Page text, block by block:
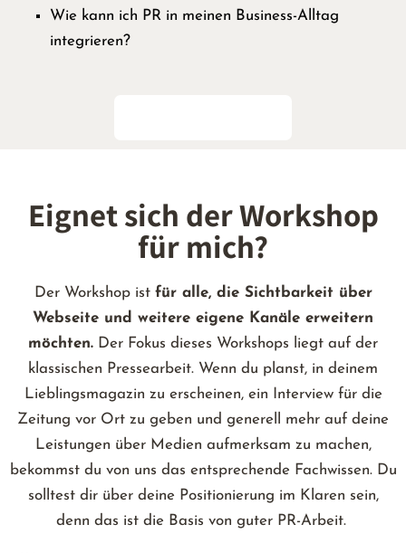
Wie kann ich PR in meinen Business-Alltag
integrieren?
Eignet sich der Workshop
für mich?
Der Workshop ist für alle, die Sichtbarkeit über
Webseite und weitere eigene Kanäle erweitern
möchten. Der Fokus dieses Workshops liegt auf der
klassischen Pressearbeit. Wenn du planst, in deinem
Lieblingsmagazin zu erscheinen, ein Interview für die
Zeitung vor Ort zu geben und generell mehr auf deine
Leistungen über Medien aufmerksam zu machen,
bekommst du von uns das entsprechende Fachwissen. Du
solltest dir über deine Positionierung im Klaren sein,
denn das ist die Basis von guter PR-Arbeit.